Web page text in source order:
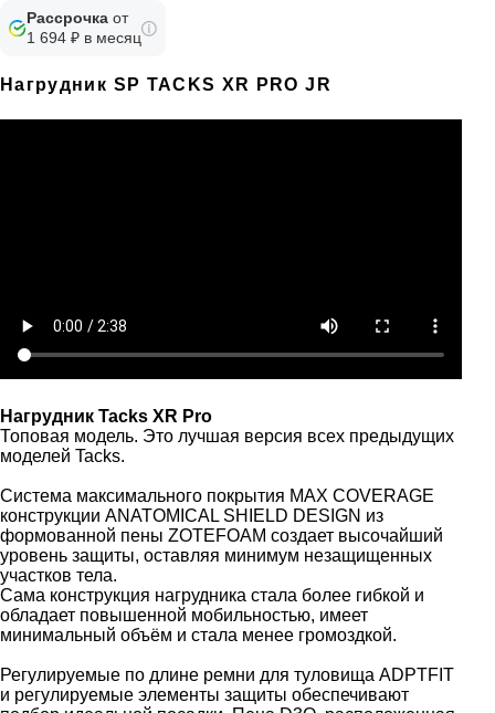
Рассрочка от
1 694 ₽ в месяц
Нагрудник SP TACKS XR PRO JR
Нагрудник Tacks XR Pro
Топовая модель. Это лучшая версия всех предыдущих
моделей Tacks.
Система максимального покрытия MAX COVERAGE
конструкции ANATOMICAL SHIELD DESIGN из
формованной пены ZOTEFOAM создает высочайший
уровень защиты, оставляя минимум незащищенных
участков тела.
Сама конструкция нагрудника стала более гибкой и
обладает повышенной мобильностью, имеет
минимальный объём и стала менее громоздкой.
Регулируемые по длине ремни для туловища ADPTFIT
и регулируемые элементы защиты обеспечивают